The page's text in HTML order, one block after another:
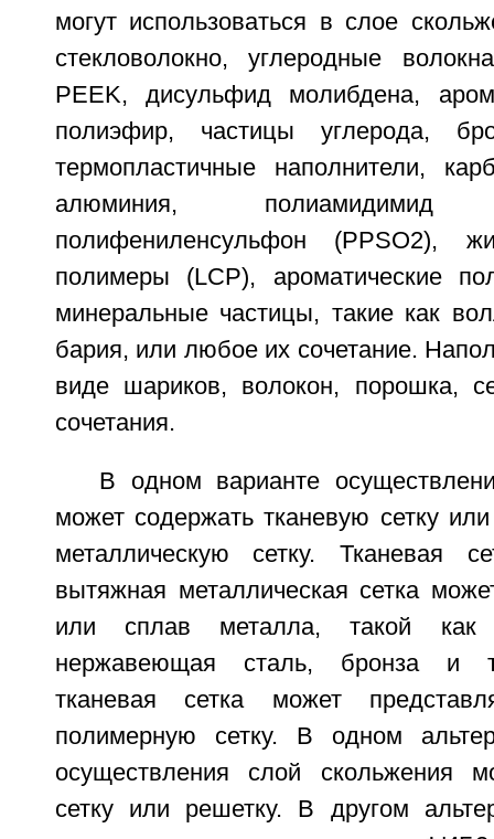
могут использоваться в слое
стекловолокно, углеродные
PEEK, дисульфид молибдена,
полиэфир, частицы углерода,
термопластичные наполнители,
алюминия,
полифениленсульфон (PPSO2),
полимеры (LCP), ароматические
минеральные частицы, такие как
бария, или любое их сочетание.
виде шариков, волокон, порошка,
сочетания.
В одном варианте
может содержать тканевую сетку
металлическую сетку. Тканевая
вытяжная металлическая сетка
или сплав металла, такой как
нержавеющая сталь, бронза и
тканевая сетка может
полимерную сетку. В одном
осуществления слой скольжения
сетку или решетку. В другом